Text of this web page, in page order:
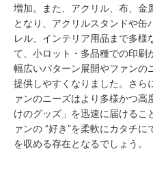
増加。また、アクリル、布、金
となり、アクリルスタンドや
レル、インテリア用品まで多様
て、小ロット・多品種での印刷
幅広いパターン展開やファンの
提供しやすくなりました。さら
ァンのニーズはより多様かつ
けのグッズ」を迅速に届けるこ
ァンの “好き”を柔軟にカタチ
を収める存在となるでしょう。